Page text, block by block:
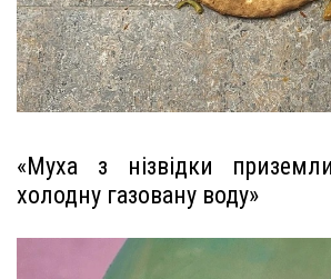
«Муха з нізвідки
холодну газовану воду»